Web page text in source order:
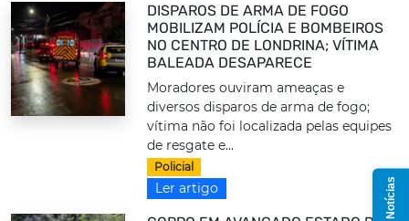
DISPAROS DE ARMA DE FOGO
MOBILIZAM POLÍCIA E BOMBEIROS
NO CENTRO DE LONDRINA; VÍTIMA
BALEADA DESAPARECE
Moradores ouviram ameaças e
diversos disparos de arma de fogo;
vítima não foi localizada pelas equipes
de resgate e...
Policial
Ler artigo